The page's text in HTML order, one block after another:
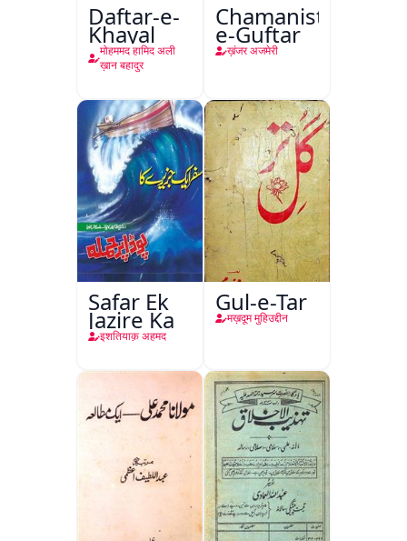
Daftar-e-
Khayal
मोहममद हामिद अली
ख़ान बहादुर
Chamanistan-
e-Guftar
ख़ंजर अजमेरी
Safar Ek
Jazire Ka
इशतियाक़ अहमद
Gul-e-Tar
मख़दूम मुहिउद्दीन